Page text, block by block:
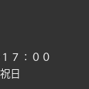
７：００
日